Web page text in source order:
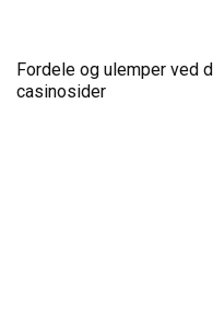
Fordele og ulemper ved
casinosider